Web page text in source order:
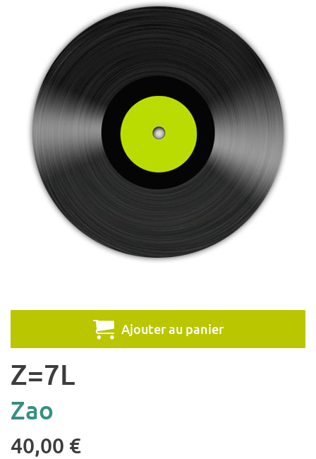
Ajouter au panier
Z=7L
Zao
40,00 €